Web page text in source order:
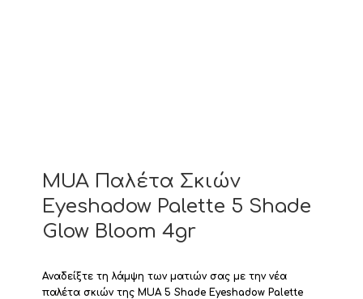
MUA Παλέτα Σκιών
Eyeshadow Palette 5 Shade
Glow Bloom 4gr
Αναδείξτε τη λάμψη των ματιών σας με την νέα
παλέτα σκιών της MUA 5 Shade Eyeshadow Palette